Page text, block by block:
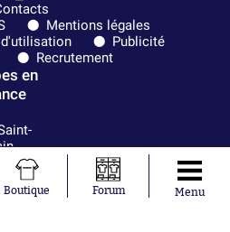
Mentions légales
Publicité
Recrutement
en
de
Boutique Forum Menu